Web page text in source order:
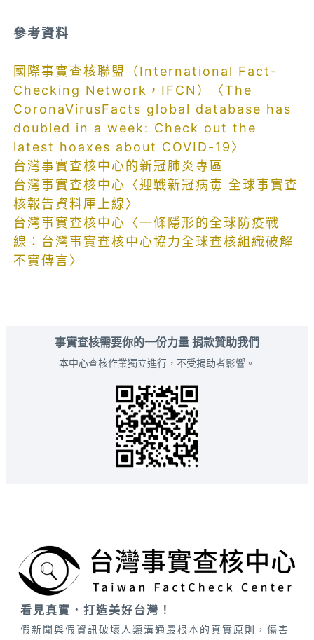
參考資料
國際事實查核聯盟（International Fact-
Checking Network，IFCN）〈The
CoronaVirusFacts global database has
doubled in a week: Check out the
latest hoaxes about COVID-19〉
台灣事實查核中心的新冠肺炎專區
台灣事實查核中心〈迎戰新冠病毒 全球事實查
核報告資料庫上線〉
台灣事實查核中心〈一條隱形的全球防疫戰
線：台灣事實查核中心協力全球查核組織破解
不實傳言〉
事實查核需要你的一份力量 捐款贊助我們
本中心查核作業獨立進行，不受捐助者影響。
看見真實．打造美好台灣！
假新聞與假資訊破壞人類溝通最根本的真實原則，傷害